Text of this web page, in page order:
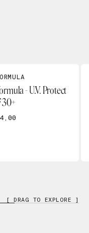
- U.V. Protect
30+
[ DRAG TO EXPLORE ]